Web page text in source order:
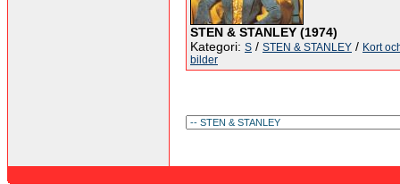
STEN & STANLEY (1974)
Kategori: S / STEN & STANLEY / Kort
bilder